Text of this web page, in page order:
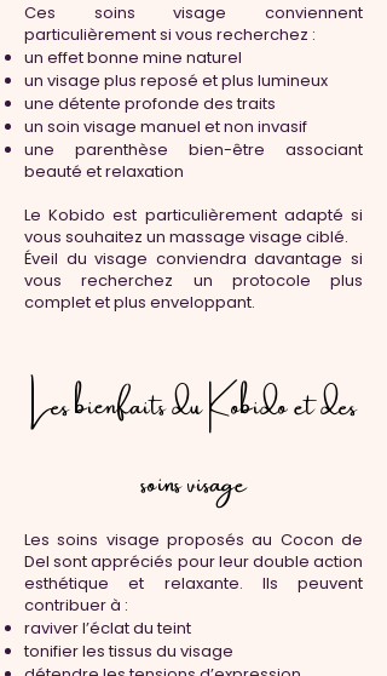
Ces soins visage conviennent
particulièrement si vous recherchez :
un effet bonne mine naturel
un visage plus reposé et plus lumineux
une détente profonde des traits
un soin visage manuel et non invasif
une parenthèse bien-être associant
beauté et relaxation
Le Kobido est particulièrement adapté si
vous souhaitez un massage visage ciblé.
Éveil du visage conviendra davantage si
vous recherchez un protocole plus
complet et plus enveloppant.
Les bienfaits du Kobido et des
soins visage
Les soins visage proposés au Cocon de
Del sont appréciés pour leur double action
esthétique et relaxante. Ils peuvent
contribuer à :
raviver l’éclat du teint
tonifier les tissus du visage